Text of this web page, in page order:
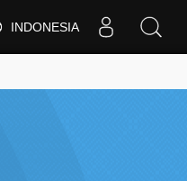
INDONESIA